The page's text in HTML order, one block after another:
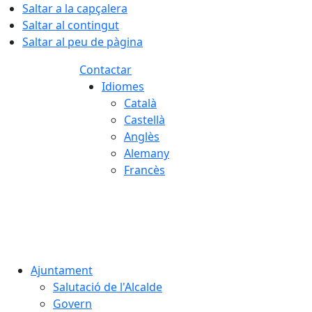
Saltar a la capçalera
Saltar al contingut
Saltar al peu de pàgina
Contactar
Idiomes
Català
Castellà
Anglès
Alemany
Francès
Ajuntament
Salutació de l'Alcalde
Govern